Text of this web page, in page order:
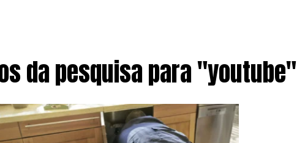
da pesquisa para "youtube"